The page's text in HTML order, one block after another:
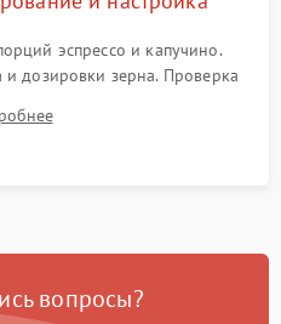
эспрессо и капучино.
дозировки зерна. Проверка
температуры напитка и
отсутствия посторонних
вопросы?